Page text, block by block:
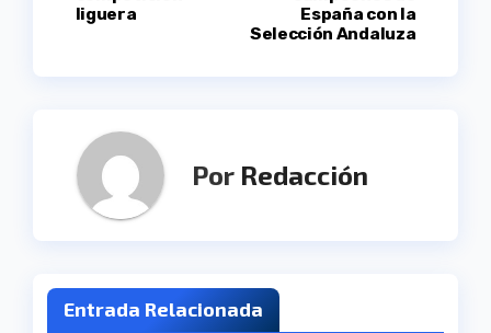
entradas
España con la
Selección Andaluza
liguera
Por Redacción
Entrada Relacionada